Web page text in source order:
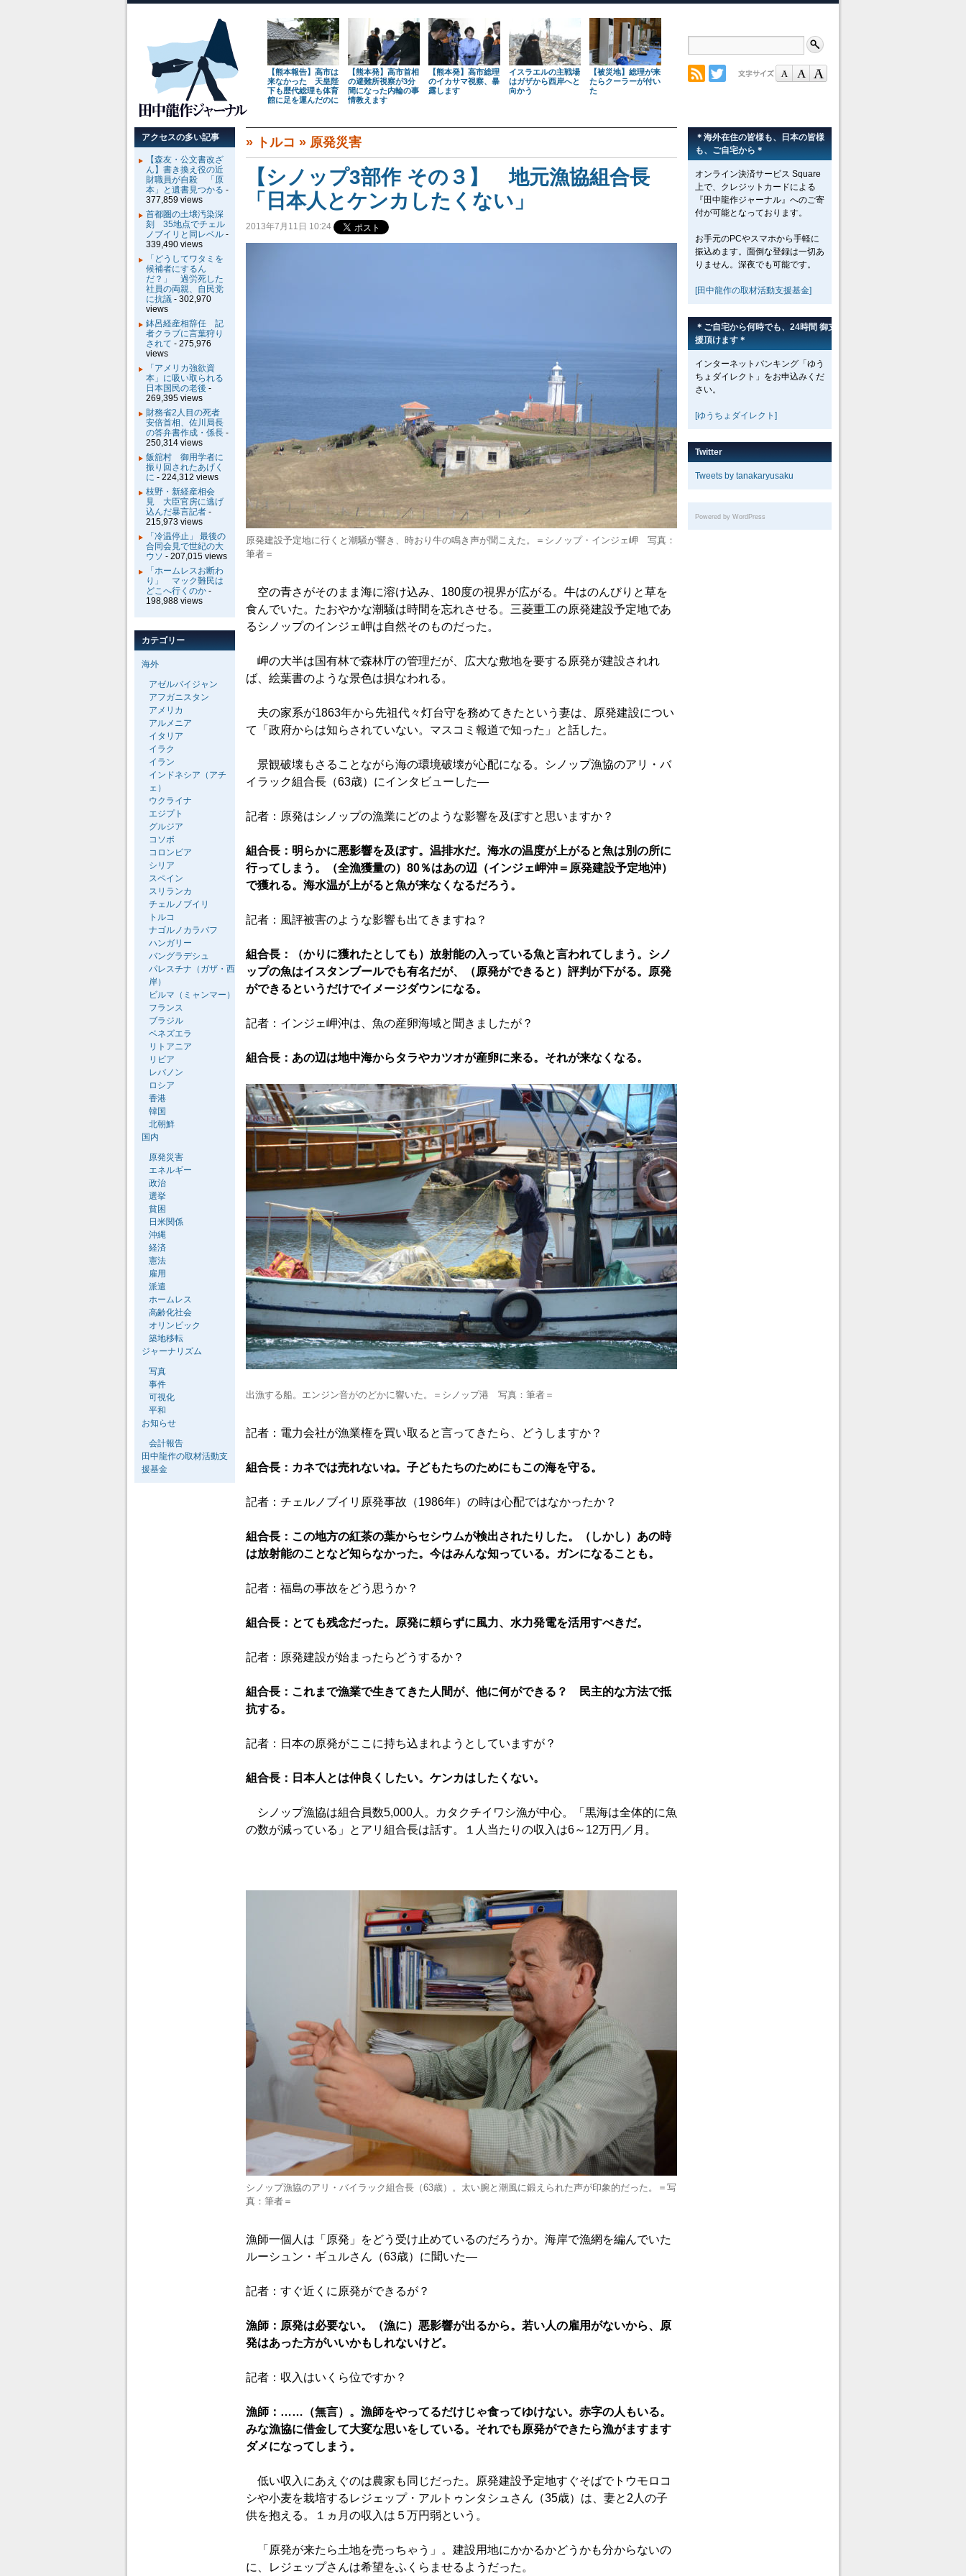
【熊本報告】高市は
来なかった 天皇陛
下も歴代総理も体育
館に足を運んだのに
【熊本発】高市首相
の避難所視察が3分
間になった内輪の事
情教えます
【熊本発】高市総理
のイカサマ視察、暴
露します
イスラエルの主戦場
はガザから西岸へと
向かう
【被災地】総理が来
たらクーラーが付い
た
» トルコ » 原発災害
【シノップ3部作 その３】 地元漁協組合長
「日本人とケンカしたくない」
2013年7月11日 10:24
原発建設予定地に行くと潮騒が響き、時おり牛の鳴き声が聞こえた。＝シノップ・インジェ岬 写真：
筆者＝
空の青さがそのまま海に溶け込み、180度の視界が広がる。牛はのんびりと草を
食んでいた。たおやかな潮騒は時間を忘れさせる。三菱重工の原発建設予定地であ
るシノップのインジェ岬は自然そのものだった。
岬の大半は国有林で森林庁の管理だが、広大な敷地を要する原発が建設されれ
ば、絵葉書のような景色は損なわれる。
夫の家系が1863年から先祖代々灯台守を務めてきたという妻は、原発建設につい
て「政府からは知らされていない。マスコミ報道で知った」と話した。
景観破壊もさることながら海の環境破壊が心配になる。シノップ漁協のアリ・バ
イラック組合長（63歳）にインタビューした―
記者：原発はシノップの漁業にどのような影響を及ぼすと思いますか？
組合長：明らかに悪影響を及ぼす。温排水だ。海水の温度が上がると魚は別の所に
行ってしまう。（全漁獲量の）80％はあの辺（インジェ岬沖＝原発建設予定地沖）
で獲れる。海水温が上がると魚が来なくなるだろう。
記者：風評被害のような影響も出てきますね？
組合長：（かりに獲れたとしても）放射能の入っている魚と言われてしまう。シノ
ップの魚はイスタンブールでも有名だが、（原発ができると）評判が下がる。原発
ができるというだけでイメージダウンになる。
記者：インジェ岬沖は、魚の産卵海域と聞きましたが？
組合長：あの辺は地中海からタラやカツオが産卵に来る。それが来なくなる。
出漁する船。エンジン音がのどかに響いた。＝シノップ港 写真：筆者＝
記者：電力会社が漁業権を買い取ると言ってきたら、どうしますか？
組合長：カネでは売れないね。子どもたちのためにもこの海を守る。
記者：チェルノブイリ原発事故（1986年）の時は心配ではなかったか？
組合長：この地方の紅茶の葉からセシウムが検出されたりした。（しかし）あの時
は放射能のことなど知らなかった。今はみんな知っている。ガンになることも。
記者：福島の事故をどう思うか？
組合長：とても残念だった。原発に頼らずに風力、水力発電を活用すべきだ。
記者：原発建設が始まったらどうするか？
組合長：これまで漁業で生きてきた人間が、他に何ができる？ 民主的な方法で抵
抗する。
記者：日本の原発がここに持ち込まれようとしていますが？
組合長：日本人とは仲良くしたい。ケンカはしたくない。
シノップ漁協は組合員数5,000人。カタクチイワシ漁が中心。「黒海は全体的に魚
の数が減っている」とアリ組合長は話す。１人当たりの収入は6～12万円／月。
シノップ漁協のアリ・バイラック組合長（63歳）。太い腕と潮風に鍛えられた声が印象的だった。＝写
真：筆者＝
漁師一個人は「原発」をどう受け止めているのだろうか。海岸で漁網を編んでいた
ルーシュン・ギュルさん（63歳）に聞いた―
記者：すぐ近くに原発ができるが？
漁師：原発は必要ない。（漁に）悪影響が出るから。若い人の雇用がないから、原
発はあった方がいいかもしれないけど。
記者：収入はいくら位ですか？
漁師：……（無言）。漁師をやってるだけじゃ食ってゆけない。赤字の人もいる。
みな漁協に借金して大変な思いをしている。それでも原発ができたら漁がますます
ダメになってしまう。
低い収入にあえぐのは農家も同じだった。原発建設予定地すぐそばでトウモロコ
シや小麦を栽培するレジェップ・アルトゥンタシュさん（35歳）は、妻と2人の子
供を抱える。１ヵ月の収入は５万円弱という。
「原発が来たら土地を売っちゃう」。建設用地にかかるかどうかも分からないの
に、レジェップさんは希望をふくらませるようだった。
＊海外在住の皆様も、日本の皆様
も、ご自宅から＊
オンライン決済サービス Square
上で、クレジットカードによる
『田中龍作ジャーナル』へのご寄
付が可能となっております。
お手元のPCやスマホから手軽に
振込めます。面倒な登録は一切あ
りません。深夜でも可能です。
[田中龍作の取材活動支援基金]
＊ご自宅から何時でも、24時間 御支
援頂けます＊
インターネットバンキング「ゆう
ちょダイレクト」をお申込みくだ
さい。
[ゆうちょダイレクト]
Twitter
Tweets by tanakaryusaku
Powered by WordPress
アクセスの多い記事
【森友・公文書改ざ
ん】書き換え役の近
財職員が自殺 「原
本」と遺書見つかる -
377,859 views
首都圏の土壌汚染深
刻 35地点でチェル
ノブイリと同レベル -
339,490 views
「どうしてワタミを
候補者にするん
だ？」 過労死した
社員の両親、自民党
に抗議 - 302,970
views
鉢呂経産相辞任 記
者クラブに言葉狩り
されて - 275,976
views
「アメリカ強欲資
本」に吸い取られる
日本国民の老後 -
269,395 views
財務省2人目の死者
安倍首相、佐川局長
の答弁書作成・係長 -
250,314 views
飯舘村 御用学者に
振り回されたあげく
に - 224,312 views
枝野・新経産相会
見 大臣官房に逃げ
込んだ暴言記者 -
215,973 views
「冷温停止」 最後の
合同会見で世紀の大
ウソ - 207,015 views
「ホームレスお断わ
り」 マック難民は
どこへ行くのか -
198,988 views
カテゴリー
海外
アゼルバイジャン
アフガニスタン
アメリカ
アルメニア
イタリア
イラク
イラン
インドネシア（アチ
ェ）
ウクライナ
エジプト
グルジア
コソボ
コロンビア
シリア
スペイン
スリランカ
チェルノブイリ
トルコ
ナゴルノカラバフ
ハンガリー
バングラデシュ
パレスチナ（ガザ・西
岸）
ビルマ（ミャンマー）
フランス
ブラジル
ベネズエラ
リトアニア
リビア
レバノン
ロシア
香港
韓国
北朝鮮
国内
原発災害
エネルギー
政治
選挙
貧困
日米関係
沖縄
経済
憲法
雇用
派遣
ホームレス
高齢化社会
オリンピック
築地移転
ジャーナリズム
写真
事件
可視化
平和
お知らせ
会計報告
田中龍作の取材活動支
援基金